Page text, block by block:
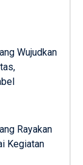
Wujudkan
Rayakan
Kegiatan